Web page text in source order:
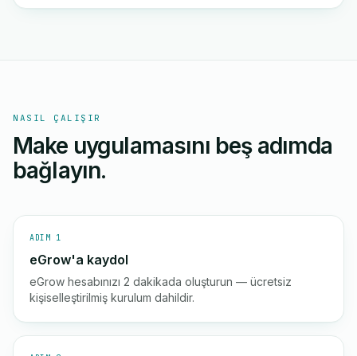
NASIL ÇALIŞIR
Make uygulamasını beş adımda
bağlayın.
ADIM 1
eGrow'a kaydol
eGrow hesabınızı 2 dakikada oluşturun — ücretsiz
kişiselleştirilmiş kurulum dahildir.